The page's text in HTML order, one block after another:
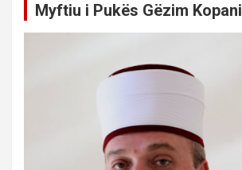
Myftiu i Pukës Gëzim Kopani